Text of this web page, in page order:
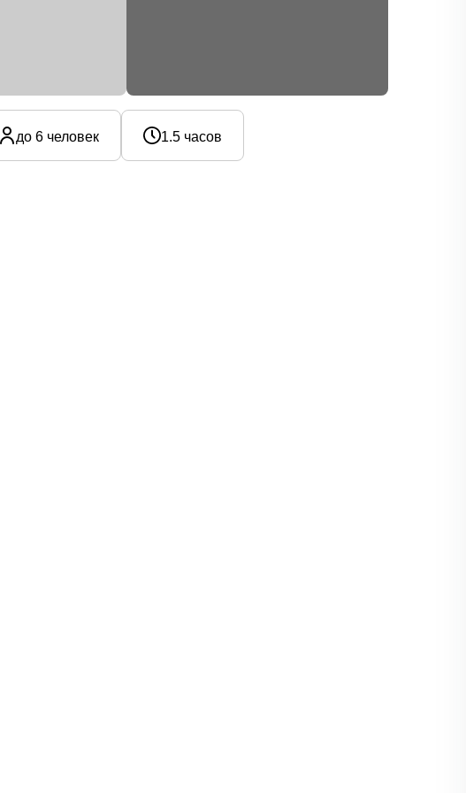
до 6 человек 1.5 часов